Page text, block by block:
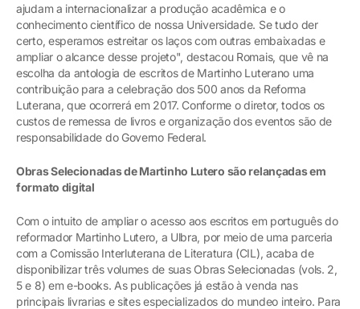
ajudam a internacionalizar a produção acadêmica e o
conhecimento científico de nossa Universidade. Se tudo der
certo, esperamos estreitar os laços com outras embaixadas e
ampliar o alcance desse projeto", destacou Romais, que vê na
escolha da antologia de escritos de Martinho Luterano uma
contribuição para a celebração dos 500 anos da Reforma
Luterana, que ocorrerá em 2017. Conforme o diretor, todos os
custos de remessa de livros e organização dos eventos são de
responsabilidade do Governo Federal.
Obras Selecionadas de Martinho Lutero são relançadas em
formato digital
Com o intuito de ampliar o acesso aos escritos em português do
reformador Martinho Lutero, a Ulbra, por meio de uma parceria
com a Comissão Interluterana de Literatura (CIL), acaba de
disponibilizar três volumes de suas Obras Selecionadas (vols. 2,
5 e 8) em e-books. As publicações já estão à venda nas
principais livrarias e sites especializados do mundeo inteiro. Para